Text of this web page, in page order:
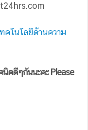
โนโลยีด้านความ
นิคดีๆกันนะคะ Please